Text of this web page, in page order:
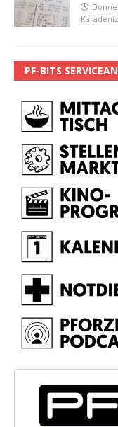
Karadeniz
PF-BITS